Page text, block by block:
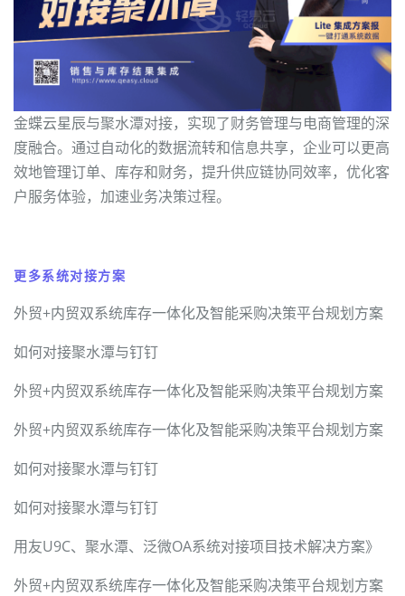
金蝶云星辰与聚水潭对接，实现了财务管理与电商管理的深
度融合。通过自动化的数据流转和信息共享，企业可以更高
效地管理订单、库存和财务，提升供应链协同效率，优化客
户服务体验，加速业务决策过程。
更多系统对接方案
外贸+内贸双系统库存一体化及智能采购决策平台规划方案
如何对接聚水潭与钉钉
外贸+内贸双系统库存一体化及智能采购决策平台规划方案
外贸+内贸双系统库存一体化及智能采购决策平台规划方案
如何对接聚水潭与钉钉
如何对接聚水潭与钉钉
用友U9C、聚水潭、泛微OA系统对接项目技术解决方案》
外贸+内贸双系统库存一体化及智能采购决策平台规划方案